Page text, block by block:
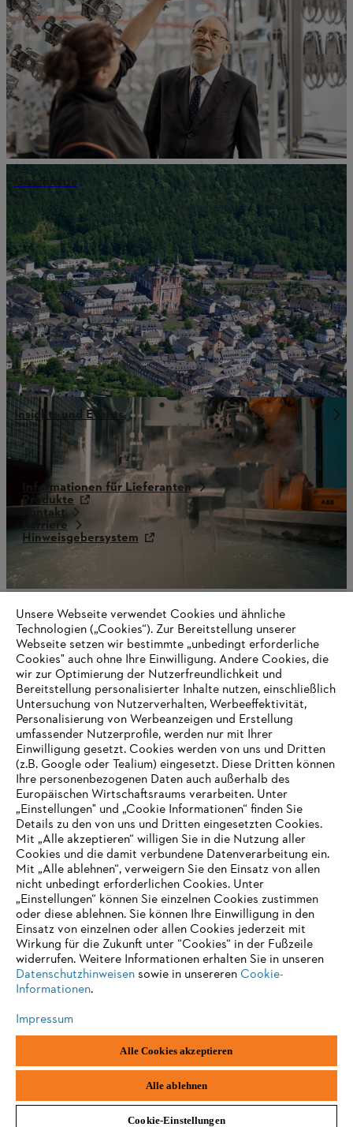
Geschichte
Insights und Events
Informationen für Lieferanten
Produkte
Kontakt
Karriere
Hinweisgebersystem
AUSZEICHNUNGEN
ImpressumDatenschutzCookie InformationenAGB
Unsere Webseite verwendet Cookies und ähnliche
Technologien („Cookies“). Zur Bereitstellung unserer
Webseite setzen wir bestimmte „unbedingt erforderliche
Cookies" auch ohne Ihre Einwilligung. Andere Cookies, die
wir zur Optimierung der Nutzerfreundlichkeit und
Bereitstellung personalisierter Inhalte nutzen, einschließlich
Untersuchung von Nutzerverhalten, Werbeeffektivität,
Personalisierung von Werbeanzeigen und Erstellung
umfassender Nutzerprofile, werden nur mit Ihrer
Einwilligung gesetzt. Cookies werden von uns und Dritten
(z.B. Google oder Tealium) eingesetzt. Diese Dritten können
Ihre personenbezogenen Daten auch außerhalb des
Europäischen Wirtschaftsraums verarbeiten. Unter
„Einstellungen" und „Cookie Informationen“ finden Sie
Details zu den von uns und Dritten eingesetzten Cookies.
Mit „Alle akzeptieren“ willigen Sie in die Nutzung aller
Cookies und die damit verbundene Datenverarbeitung ein.
Mit „Alle ablehnen“, verweigern Sie den Einsatz von allen
nicht unbedingt erforderlichen Cookies. Unter
„Einstellungen“ können Sie einzelnen Cookies zustimmen
oder diese ablehnen. Sie können Ihre Einwilligung in den
Einsatz von einzelnen oder allen Cookies jederzeit mit
Wirkung für die Zukunft unter “Cookies“ in der Fußzeile
widerrufen. Weitere Informationen erhalten Sie in unseren
Datenschutzhinweisensowie in unsereren Cookie-
Informationen.
Impressum
Alle Cookies akzeptieren
Alle ablehnen
Cookie-Einstellungen